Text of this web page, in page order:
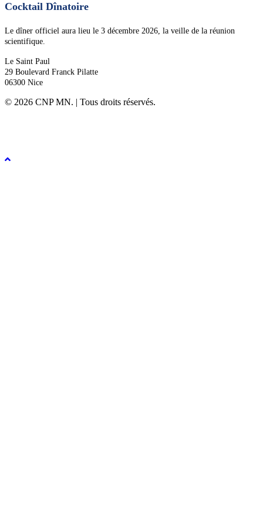
Cocktail Dînatoire
Le dîner officiel aura lieu le 3 décembre 2026, la veille de la réunion
scientifique.
Le Saint Paul
29 Boulevard Franck Pilatte
06300 Nice
© 2026 CNP MN. | Tous droits réservés.